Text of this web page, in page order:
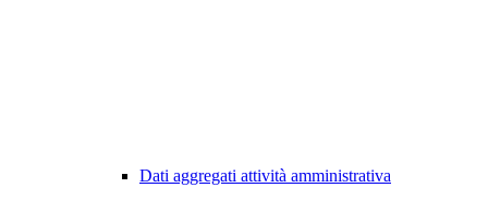
Dati aggregati attività amministrativa